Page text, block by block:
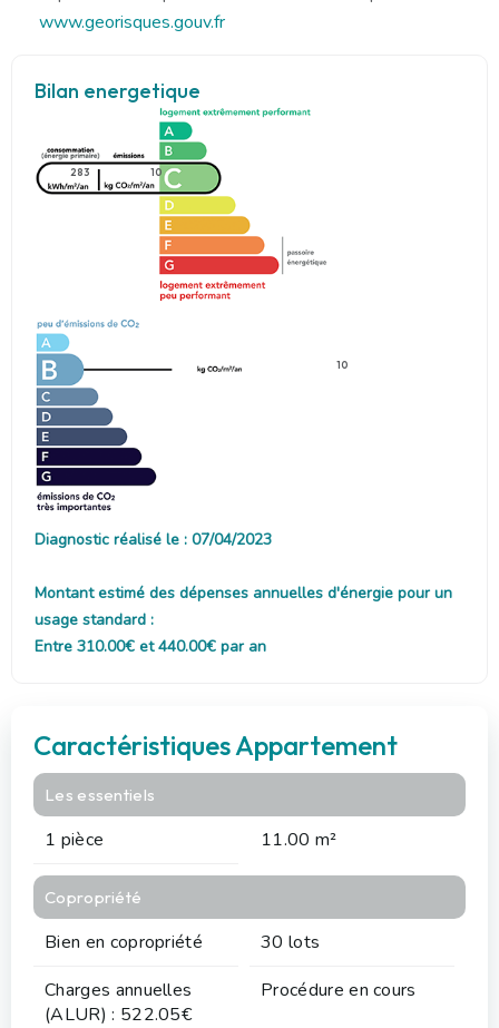
www.georisques.gouv.fr
Bilan energetique
283 10
10
Diagnostic réalisé le : 07/04/2023
Montant estimé des dépenses annuelles d'énergie pour un
usage standard :
Entre 310.00€ et 440.00€ par an
Caractéristiques Appartement
Les essentiels
1 pièce 11.00 m²
Copropriété
Bien en copropriété
30 lots
Charges annuelles
(ALUR) : 522.05€
Procédure en cours